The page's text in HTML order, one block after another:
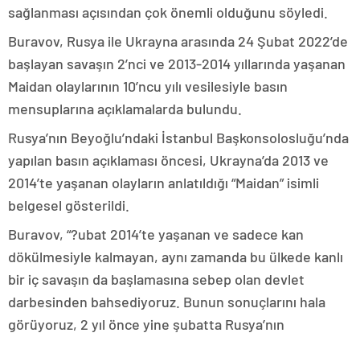
sağlanması açısından çok önemli olduğunu söyledi.
Buravov, Rusya ile Ukrayna arasında 24 Şubat 2022’de
başlayan savaşın 2’nci ve 2013-2014 yıllarında yaşanan
Maidan olaylarının 10’ncu yılı vesilesiyle basın
mensuplarına açıklamalarda bulundu.
Rusya’nın Beyoğlu’ndaki İstanbul Başkonsolosluğu’nda
yapılan basın açıklaması öncesi, Ukrayna’da 2013 ve
2014’te yaşanan olayların anlatıldığı “Maidan” isimli
belgesel gösterildi.
Buravov, “?ubat 2014’te yaşanan ve sadece kan
dökülmesiyle kalmayan, aynı zamanda bu ülkede kanlı
bir iç savaşın da başlamasına sebep olan devlet
darbesinden bahsediyoruz. Bunun sonuçlarını hala
görüyoruz, 2 yıl önce yine şubatta Rusya’nın